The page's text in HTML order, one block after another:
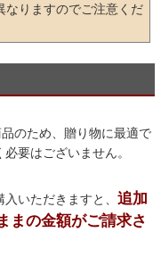
なりますのでご注意くだ
のため、贈り物に最適で
要はございません。
いただきますと、 追加
まの金額がご請求さ